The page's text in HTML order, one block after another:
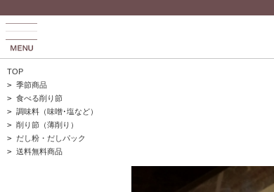
TOP
> 季節商品
> 食べる削り節
> 調味料（味噌･塩など）
> 削り節（薄削り）
> だし粉・だしパック
> 送料無料商品